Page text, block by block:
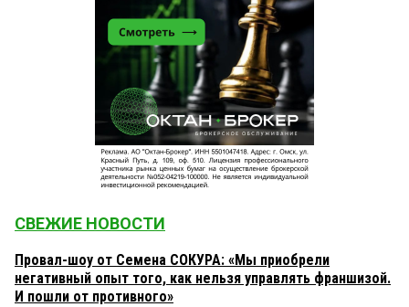
СВЕЖИЕ НОВОСТИ
Провал-шоу от Семена СОКУРА: «Мы приобрели
негативный опыт того, как нельзя управлять франшизой.
И пошли от противного»